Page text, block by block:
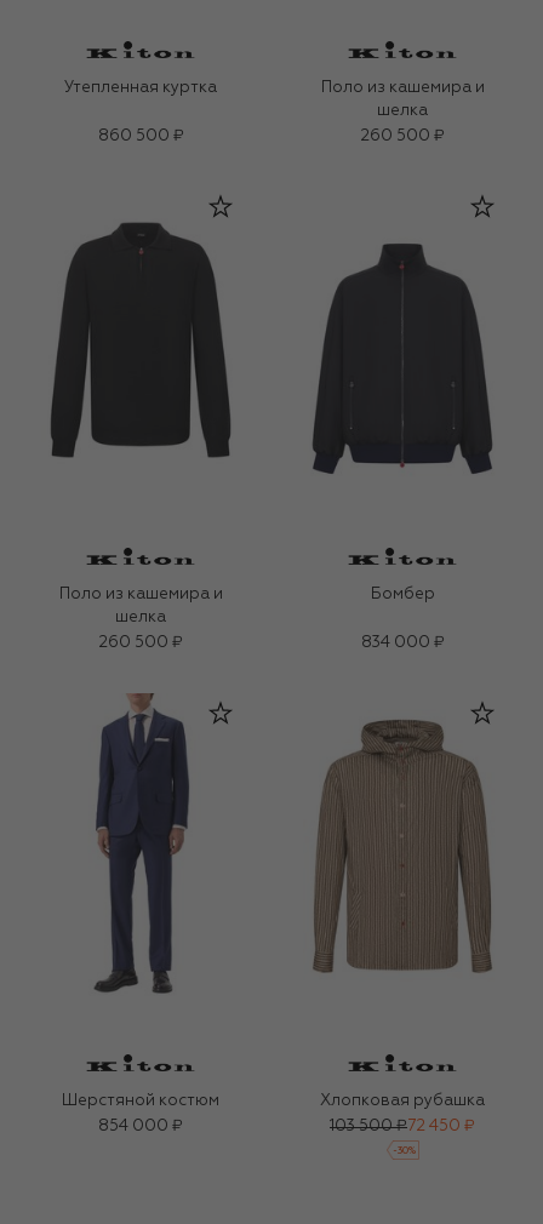
Утепленная куртка
860 500 ₽
Поло из кашемира и
шелка
260 500 ₽
Поло из кашемира и
шелка
260 500 ₽
Бомбер
834 000 ₽
Шерстяной костюм
854 000 ₽
Хлопковая рубашка
103 500 ₽72 450 ₽
-30%